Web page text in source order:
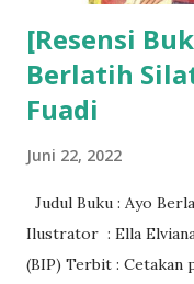
[Resensi
Berlatih
Fuadi
Juni 22, 2022
Judul Buku : Ayo
Ilustrator : Ella
(BIP) Terbit : Cetakan